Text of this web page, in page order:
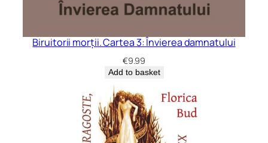
Biruitorii morții. Cartea 3: Învierea damnatului
€9.99
Add to basket